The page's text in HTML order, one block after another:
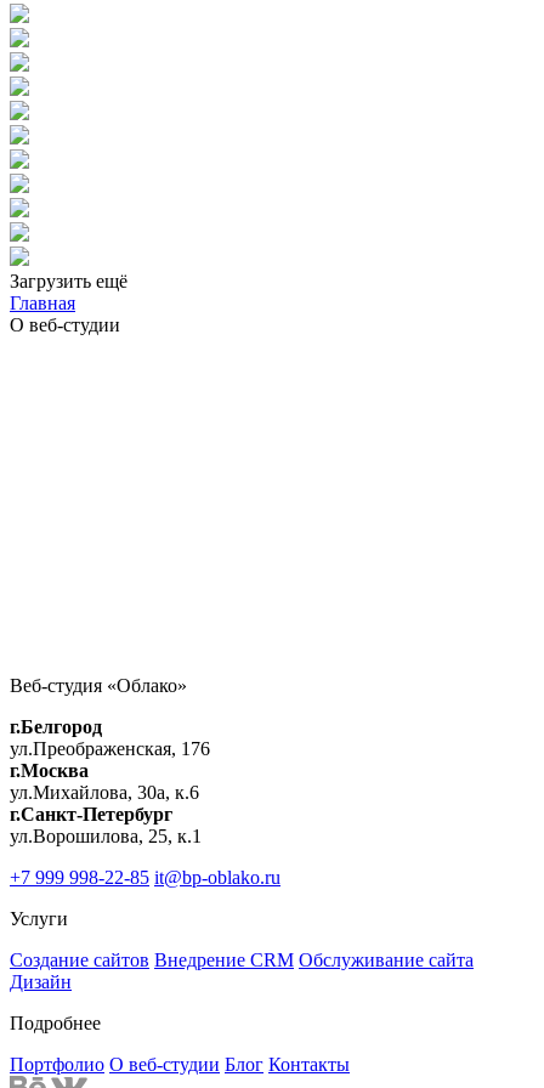
Загрузить ещё
Главная
О веб-студии
Напишите или позвоните нам для быстрого ответа на ваш
+7 999 998-22-85
Форма связи test
Имя
Телефон*
Комментарий
Веб-студия «Облако»
г.Белгород
ул.Преображенская, 176
г.Москва
ул.Михайлова, 30а, к.6
г.Санкт-Петербург
ул.Ворошилова, 25, к.1
+7 999 998-22-85 it@bp-oblako.ru
Услуги
Создание сайтов Внедрение CRM Обслуживание сайта
Дизайн
Подробнее
Портфолио О веб-студии Блог Контакты